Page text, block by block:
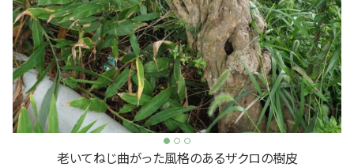
老いてねじ曲がった風格のあるザクロの樹皮